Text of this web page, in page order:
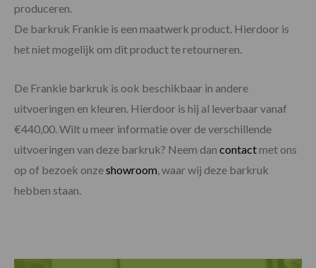
produceren.
De barkruk Frankie is een maatwerk product. Hierdoor is
het niet mogelijk om dit product te retourneren.
De Frankie barkruk is ook beschikbaar in andere
uitvoeringen en kleuren. Hierdoor is hij al leverbaar vanaf
€440,00. Wilt u meer informatie over de verschillende
uitvoeringen van deze barkruk? Neem dan contactmet ons
op of bezoek onzeshowroom , waar wij deze barkruk
hebben staan.